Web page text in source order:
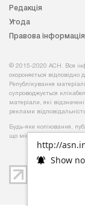
http://
Show
Редакція
Угода
Правова інформація
© 2015-2020 АСН. Вся
охороняється
Републікування
супроводжується
матеріали, які
реклами
Будь-яке копiювання,
що мiстить посилання на